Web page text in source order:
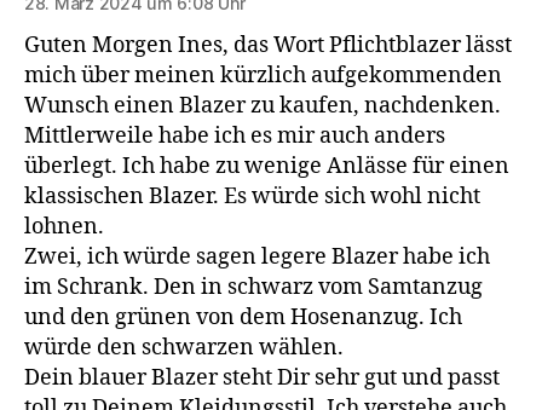
Guten Morgen Ines, das Wort Pflichtblazer lässt
mich über meinen kürzlich aufgekommenden
Wunsch einen Blazer zu kaufen, nachdenken.
Mittlerweile habe ich es mir auch anders
überlegt. Ich habe zu wenige Anlässe für einen
klassischen Blazer. Es würde sich wohl nicht
lohnen.
Zwei, ich würde sagen legere Blazer habe ich
im Schrank. Den in schwarz vom Samtanzug
und den grünen von dem Hosenanzug. Ich
würde den schwarzen wählen.
Dein blauer Blazer steht Dir sehr gut und passt